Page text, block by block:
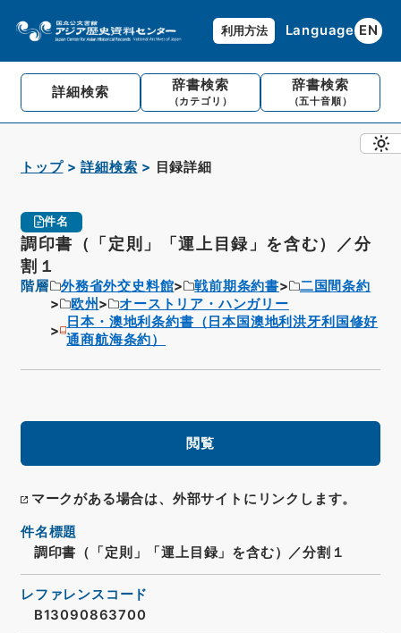
利用方法 Language EN
詳細検索 辞書検索
（カテゴリ）
辞書検索
（五十音順）
トップ 詳細検索 目録詳細
件名
調印書（「定則」「運上目録」を含む）／分
割１
階層 外務省外交史料館 戦前期条約書
二国間条約
欧州
オーストリア・ハンガリー
日本・澳地利条約書（日本国澳地利洪牙利国修好
通商航海条約）
閲覧
マークがある場合は、外部サイトにリンクします。
件名標題
調印書（「定則」「運上目録」を含む）／分割１
レファレンスコード
B13090863700